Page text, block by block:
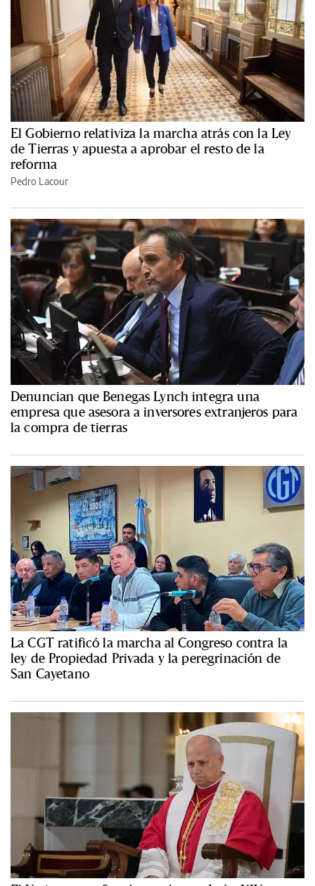
El Gobierno relativiza la marcha atrás con la Ley
de Tierras y apuesta a aprobar el resto de la
reforma
Pedro Lacour
Denuncian que Benegas Lynch integra una
empresa que asesora a inversores extranjeros para
la compra de tierras
La CGT ratificó la marcha al Congreso contra la
ley de Propiedad Privada y la peregrinación de
San Cayetano